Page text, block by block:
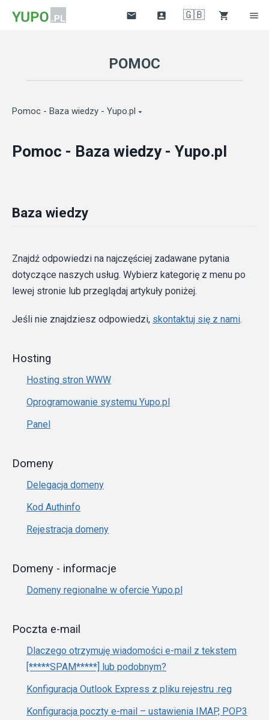
  🇬🇧  
POMOC
Pomoc - Baza wiedzy - Yupo.pl 
Pomoc - Baza wiedzy - Yupo.pl
Baza wiedzy
Znajdź odpowiedzi na najczęściej zadawane pytania
dotyczące naszych usług. Wybierz kategorię z menu po
lewej stronie lub przeglądaj artykuły poniżej.
Jeśli nie znajdziesz odpowiedzi, skontaktuj się z nami.
Hosting
Hosting stron WWW
Oprogramowanie systemu Yupo.pl
Panel
Domeny
Delegacja domeny
Kod Authinfo
Rejestracja domeny
Domeny - informacje
Domeny regionalne w ofercie Yupo.pl
Poczta e-mail
Dlaczego otrzymuję wiadomości e-mail z tekstem
[*****SPAM*****] lub podobnym?
Konfiguracja Outlook Express z pliku rejestru .reg
Konfiguracja poczty e-mail – ustawienia IMAP, POP3